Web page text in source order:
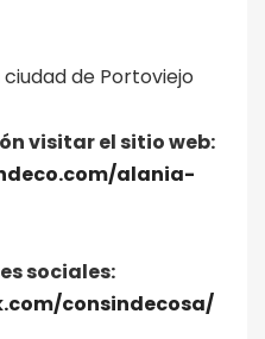
de Portoviejo
visitar el sitio web:
alania-
sociales:
consindecosa/